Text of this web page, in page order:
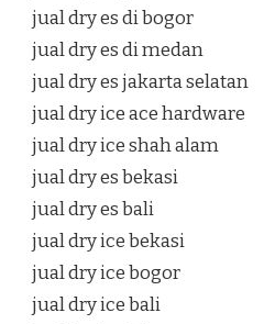
jual dry es di bogor
jual dry es di medan
jual dry es jakarta selatan
jual dry ice ace hardware
jual dry ice shah alam
jual dry es bekasi
jual dry es bali
jual dry ice bekasi
jual dry ice bogor
jual dry ice bali